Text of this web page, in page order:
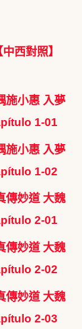
西對照】
施小惠 入夢
1-01
施小惠 入夢
1-02
傳妙道 大魏
2-01
傳妙道 大魏
2-02
傳妙道 大魏
2-03